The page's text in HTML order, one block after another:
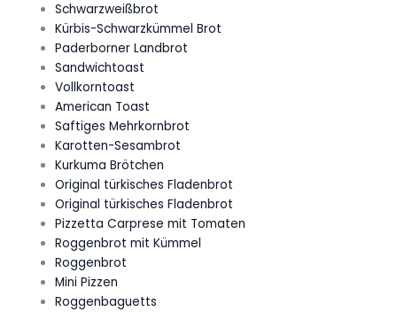
Schwarzweißbrot
Kürbis-Schwarzkümmel Brot
Paderborner Landbrot
Sandwichtoast
Vollkorntoast
American Toast
Saftiges Mehrkornbrot
Karotten-Sesambrot
Kurkuma Brötchen
Original türkisches Fladenbrot
Original türkisches Fladenbrot
Pizzetta Carprese mit Tomaten
Roggenbrot mit Kümmel
Roggenbrot
Mini Pizzen
Roggenbaguetts